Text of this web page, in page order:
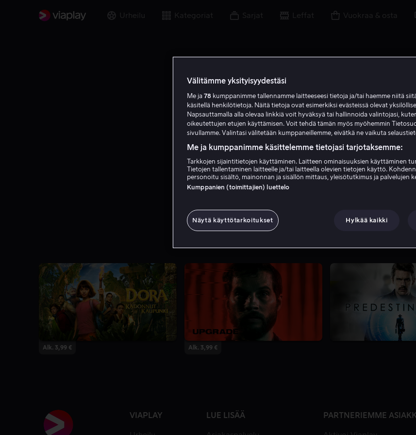
Urheilu Kategoriat Sarjat Leffat Vuokraa & osta
Christopher Kirby
Alk. 3,99 € Alk. 3,99 €
VIAPLAY LUE LISÄÄ PARTNERIEMME
Välitämme yksityisyydestäsi
Me ja 78 kumppanimme tallennamme laitteeseesi tietoja ja/tai haemme niitä
käsitellä henkilötietoja. Näitä tietoja ovat esimerkiksi evästeissä olevat
Napsauttamalla alla olevaa linkkiä voit hyväksyä tai hallinnoida valintojasi,
oikeutettujen etujen käyttämisen. Voit tehdä tämän myös myöhemmin
sivullamme. Valintasi välitetään kumppaneillemme, eivätkä ne vaikuta
Me ja kumppanimme käsittelemme tietojasi tarjotaksemme:
Tarkkojen sijaintitietojen käyttäminen. Laitteen ominaisuuksien käyttäminen
Tietojen tallentaminen laitteelle ja/tai laitteella olevien tietojen käyttö.
personoitu sisältö, mainonnan ja sisällön mittaus, yleisötutkimus ja palvelujen
Kumppanien (toimittajien) luettelo
Näytä käyttötarkoitukset Hylkää kaikki